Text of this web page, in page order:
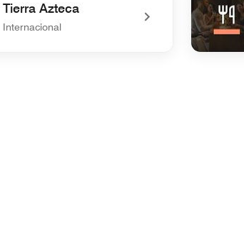
Tierra Azteca
Internacional